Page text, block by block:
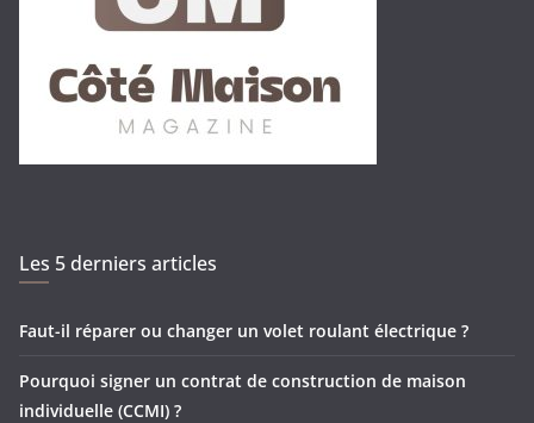
Les 5 derniers articles
Faut-il réparer ou changer un volet roulant électrique ?
Pourquoi signer un contrat de construction de maison
individuelle (CCMI) ?